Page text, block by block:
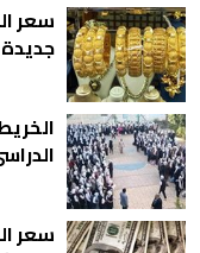
جديدة
الدراسي